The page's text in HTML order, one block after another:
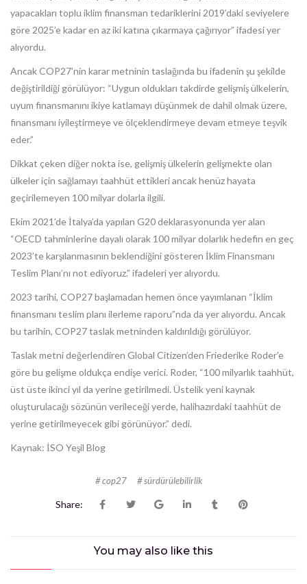
yapacakları toplu iklim finansman tedariklerini 2019’daki seviyelere
göre 2025’e kadar en az iki katına çıkarmaya çağırıyor” ifadesi yer
alıyordu.
Ancak COP27’nin karar metninin taslağında bu ifadenin şu şekilde
değiştirildiği görülüyor: “Uygun oldukları takdirde gelişmiş ülkelerin,
uyum finansmanını ikiye katlamayı düşünmek de dahil olmak üzere,
finansmanı iyileştirmeye ve ölçeklendirmeye devam etmeye teşvik
eder.”
Dikkat çeken diğer nokta ise, gelişmiş ülkelerin gelişmekte olan
ülkeler için sağlamayı taahhüt ettikleri ancak henüz hayata
geçirilemeyen 100 milyar dolarla ilgili.
Ekim 2021’de İtalya’da yapılan G20 deklarasyonunda yer alan
“OECD tahminlerine dayalı olarak 100 milyar dolarlık hedefin en geç
2023’te karşılanmasının beklendiğini gösteren İklim Finansmanı
Teslim Planı’nı not ediyoruz.” ifadeleri yer alıyordu.
2023 tarihi, COP27 başlamadan hemen önce yayımlanan “İklim
finansmanı teslim planı ilerleme raporu”nda da yer alıyordu. Ancak
bu tarihin, COP27 taslak metninden kaldırıldığı görülüyor.
Taslak metni değerlendiren Global Citizen’den Friederike Roder’e
göre bu gelişme oldukça endişe verici. Roder, “100 milyarlık taahhüt,
üst üste ikinci yıl da yerine getirilmedi. Üstelik yeni kaynak
oluşturulacağı sözünün verileceği yerde, halihazırdaki taahhüt de
yerine getirilmeyecek gibi görünüyor.” dedi.
Kaynak: İSO Yeşil Blog
cop27 sürdürülebilirlik
Share:
You may also like this